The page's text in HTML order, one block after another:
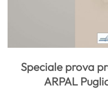
Speciale prova
ARPAL